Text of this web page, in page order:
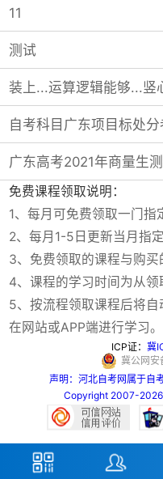
11
测试
装上...运算逻辑能够...竖
自考科目广东项目标处
广东高考2021年商量生
免费课程领取说明：
1、每月可免费领取一门指
2、每月1-5日更新当月指定
3、免费领取的课程与购买
4、课程的学习时间为从领
5、按流程领取课程后将
在网站或APP端进行学习。
ICP证： 冀
冀公网
声明：河北自考网属于自
Copyright 2007-2026
 